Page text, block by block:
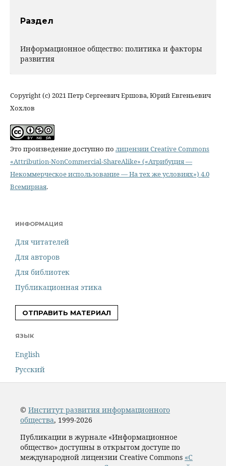
Раздел
Информационное общество: политика и факторы
развития
Copyright (c) 2021 Петр Сергеевич Ершова, Юрий Евгеньевич
Хохлов
Это произведение доступно по лицензии Creative Commons
«Attribution-NonCommercial-ShareAlike» («Атрибуция —
Некоммерческое использование — На тех же условиях») 4.0
Всемирная.
ИНФОРМАЦИЯ
Для читателей
Для авторов
Для библиотек
Публикационная этика
ОТПРАВИТЬ МАТЕРИАЛ
ЯЗЫК
English
Русский
© Институт развития информационного
общества, 1999-2026
Публикации в журнале «Информационное
общество» доступны в открытом доступе по
международной лицензии Creative Commons «С